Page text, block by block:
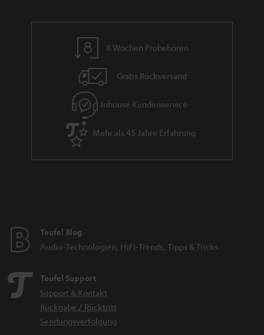
8 Wochen Probehören
Gratis Rückversand
Inhouse Kundenservice
Mehr als 45 Jahre Erfahrung
Teufel Blog
Audio-Technologien, HiFi-Trends, Tipps & Tricks
Teufel Support
Support & Kontakt
Rückgabe / Rücktritt
Sendungsverfolgung